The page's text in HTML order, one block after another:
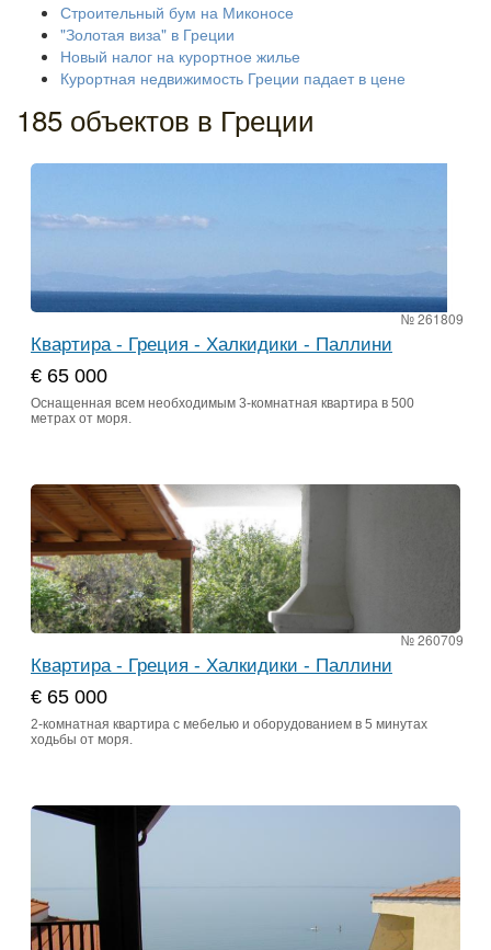
Строительный бум на Миконосе
"Золотая виза" в Греции
Новый налог на курортное жилье
Курортная недвижимость Греции падает в цене
185 объектов в Греции
№ 261809
Квартира - Греция - Халкидики - Паллини
€ 65 000
Оснащенная всем необходимым 3-комнатная квартира в 500
метрах от моря.
№ 260709
Квартира - Греция - Халкидики - Паллини
€ 65 000
2-комнатная квартира с мебелью и оборудованием в 5 минутах
ходьбы от моря.